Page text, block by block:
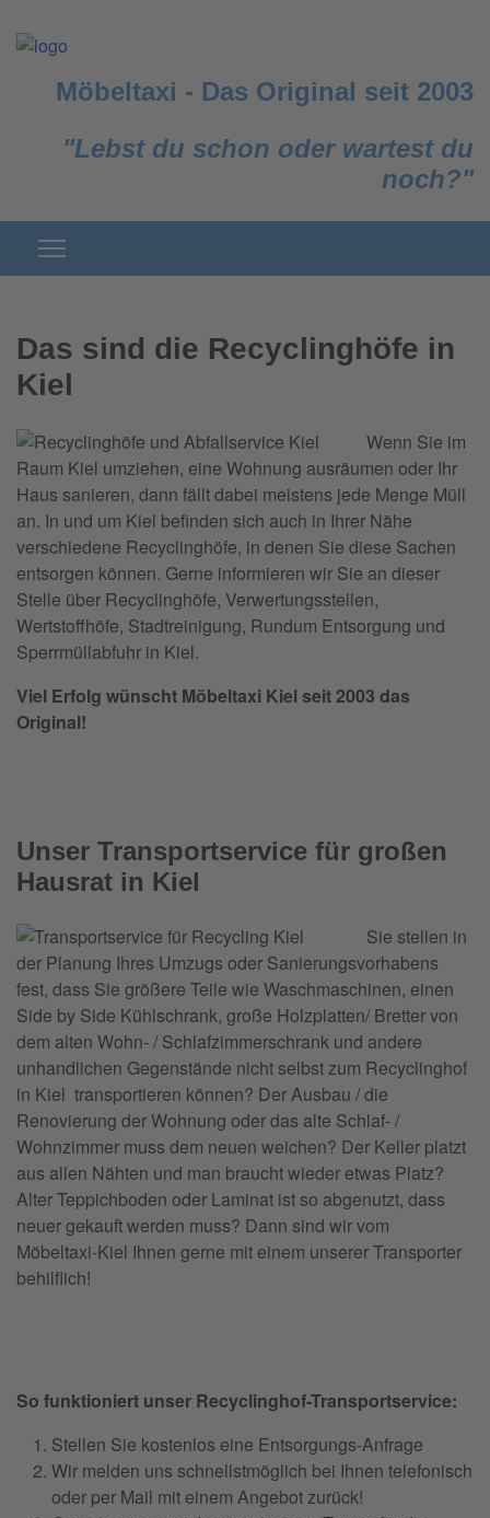
Möbeltaxi - Das Original seit 2003
"Lebst du schon oder wartest du
noch?"
Das sind die Recyclinghöfe in
Kiel
Wenn Sie im
Raum Kiel umziehen, eine Wohnung ausräumen oder Ihr
Haus sanieren, dann fällt dabei meistens jede Menge Müll
an. In und um Kiel befinden sich auch in Ihrer Nähe
verschiedene Recyclinghöfe, in denen Sie diese Sachen
entsorgen können. Gerne informieren wir Sie an dieser
Stelle über Recyclinghöfe, Verwertungsstellen,
Wertstoffhöfe, Stadtreinigung, Rundum Entsorgung und
Sperrmüllabfuhr in Kiel.
Viel Erfolg wünscht Möbeltaxi Kiel seit 2003 das
Original!
Unser Transportservice für großen
Hausrat in Kiel
Sie stellen in
der Planung Ihres Umzugs oder Sanierungsvorhabens
fest, dass Sie größere Teile wie Waschmaschinen, einen
Side by Side Kühlschrank, große Holzplatten/ Bretter von
dem alten Wohn- / Schlafzimmerschrank und andere
unhandlichen Gegenstände nicht selbst zum Recyclinghof
in Kiel transportieren können? Der Ausbau / die
Renovierung der Wohnung oder das alte Schlaf- /
Wohnzimmer muss dem neuen weichen? Der Keller platzt
aus allen Nähten und man braucht wieder etwas Platz?
Alter Teppichboden oder Laminat ist so abgenutzt, dass
neuer gekauft werden muss? Dann sind wir vom
Möbeltaxi-Kiel Ihnen gerne mit einem unserer Transporter
behilflich!
So funktioniert unser Recyclinghof-Transportservice:
Stellen Sie kostenlos eine Entsorgungs-Anfrage
Wir melden uns schnellstmöglich bei Ihnen telefonisch
oder per Mail mit einem Angebot zurück!